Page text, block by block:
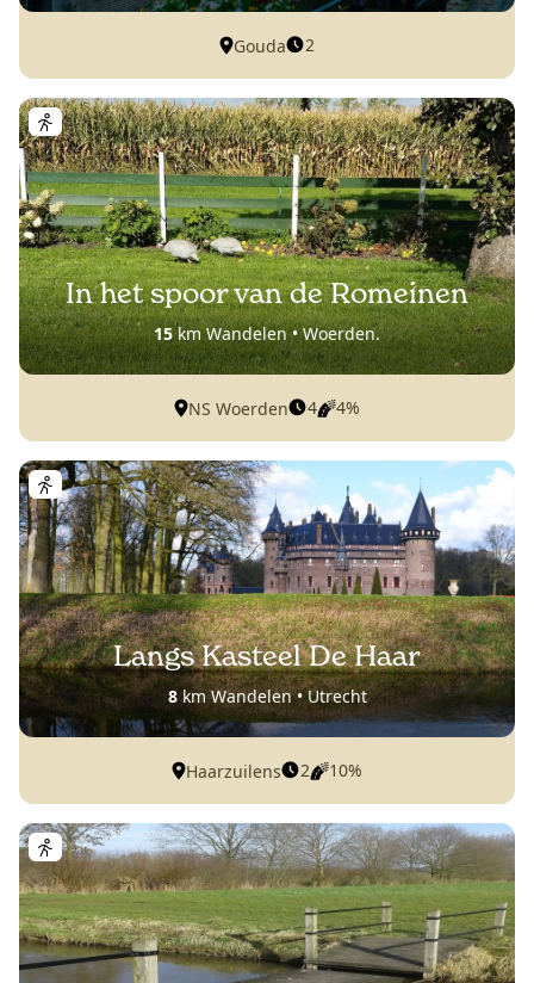
Gouda 2
In het spoor van de Romeinen
15km Wandelen • Woerden.
NS Woerden 4 4%
Langs Kasteel De Haar
8km Wandelen • Utrecht
Haarzuilens 2 10%